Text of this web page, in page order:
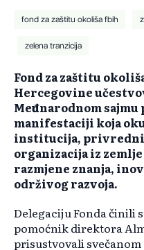
fond za zaštitu okoliša fbih
zelena tranzicija
Fond za zaštitu
Hercegovine
Međunarodnom
manifestaciji koja
institucija,
organizacija iz
razmjene znanja,
održivog razvoja.
Delegaciju Fonda činili
pomoćnik direktora
prisustvovali